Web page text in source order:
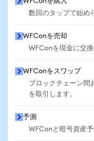
数回のタップで始め
WFConを売却
WFConを現金に交換
WFConをスワップ
ブロックチェーン間
を取引します。
予測
WFConと暗号資産予